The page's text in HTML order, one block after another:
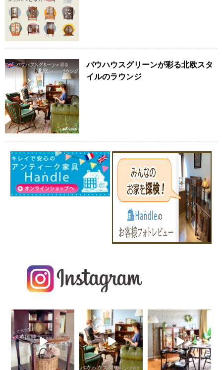
バウハウスグリーンが彩る北欧スタ
イルのラウンジ
handlemarche
8月 6
handlemarche
8月 4
handlemarche
7月 11